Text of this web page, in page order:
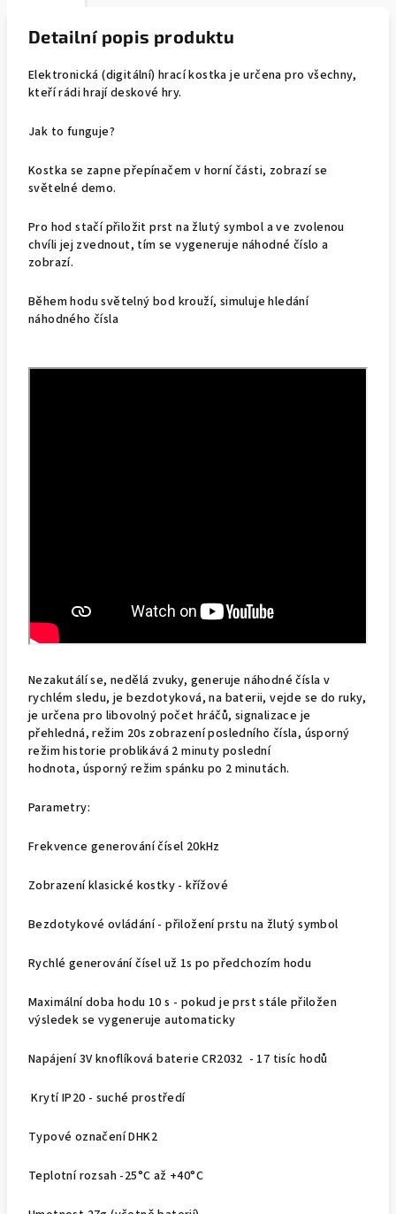
Detailní popis produktu
Elektronická (digitální) hrací kostka je určena pro všechny,
kteří rádi hrají deskové hry.
Jak to funguje?
Kostka se zapne přepínačem v horní části, zobrazí se
světelné demo.
Pro hod stačí přiložit prst na žlutý symbol a ve zvolenou
chvíli jej zvednout, tím se vygeneruje náhodné číslo a
zobrazí.
Během hodu světelný bod krouží, simuluje hledání
náhodného čísla
Nezakutálí se, nedělá zvuky, generuje náhodné čísla v
rychlém sledu, je bezdotyková, na baterii, vejde se do ruky,
je určena pro libovolný počet hráčů, signalizace je
přehledná, režim 20s zobrazení posledního čísla, úsporný
režim historie problikává 2 minuty poslední
hodnota, úsporný režim spánku po 2 minutách.
Parametry:
Frekvence generování čísel 20kHz
Zobrazení klasické kostky - křížové
Bezdotykové ovládání - přiložení prstu na žlutý symbol
Rychlé generování čísel už 1s po předchozím hodu
Maximální doba hodu 10 s - pokud je prst stále přiložen
výsledek se vygeneruje automaticky
Napájení 3V knoflíková baterie CR2032 - 17 tisíc hodů
Krytí IP20 - suché prostředí
Typové označení DHK2
Teplotní rozsah -25°C až +40°C